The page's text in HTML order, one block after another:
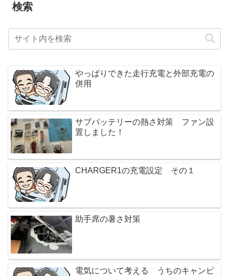
検索
やっぱりできた走行充電と外部充電の
併用
サブバッテリーの熱さ対策 ファン設
置しました！
CHARGER1の充電設定 その１
助手席の暑さ対策
電気について考える うちのキャンピ